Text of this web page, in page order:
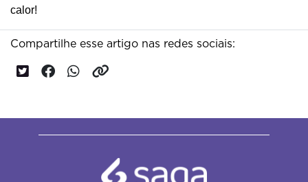
calor!
Compartilhe esse artigo nas redes sociais: